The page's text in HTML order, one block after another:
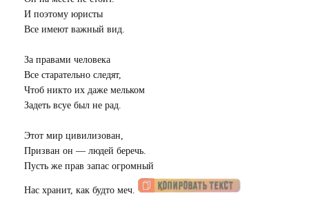
И поэтому юристы
Все имеют важный вид.
За правами человека
Все старательно следят,
Чтоб никто их даже мельком
Задеть всуе был не рад.
Этот мир цивилизован,
Призван он — людей беречь.
Пусть же прав запас огромный
Нас хранит, как будто меч.